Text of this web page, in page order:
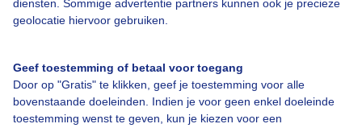
diensten. Sommige advertentie partners kunnen ook je precieze
geolocatie hiervoor gebruiken.
Geef toestemming of betaal voor toegang
Door op "Gratis" te klikken, geef je toestemming voor alle
bovenstaande doeleinden. Indien je voor geen enkel doeleinde
toestemming wenst te geven, kun je kiezen voor een
Veelgestelde vragen
Toegankelijkheid
Gebruikersvoorwaarden